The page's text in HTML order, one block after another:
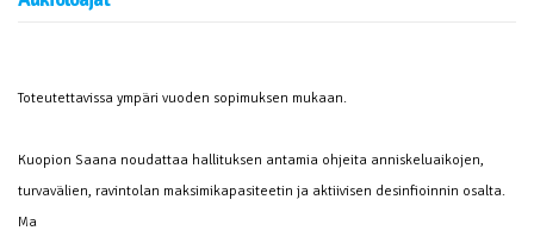
Toteutettavissa ympäri vuoden sopimuksen mukaan.
Kuopion Saana noudattaa hallituksen antamia ohjeita anniskeluaikojen,
turvavälien, ravintolan maksimikapasiteetin ja aktiivisen desinfioinnin osalta.
Ma